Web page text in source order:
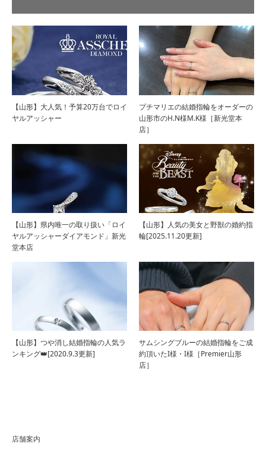
【山形】大人気！予算20万台でロイ
ヤルアッシャー
プチマリエの結婚指輪をオーダーの
山形市のH.N様M.K様［新光堂本
店］
【山形】県内唯一の取り扱い「ロイ
ヤルアッシャーダイアモンド」新光
堂本店
【山形】人気の美女と野獣の婚約指
輪[2025.11.20更新]
【山形】つや消し結婚指輪の人気ラ
ンキング👑[2020.9.3更新]
サムシングブルーの結婚指輪をご成
約頂いたI様・I様［Premier山形
店］
店舗案内